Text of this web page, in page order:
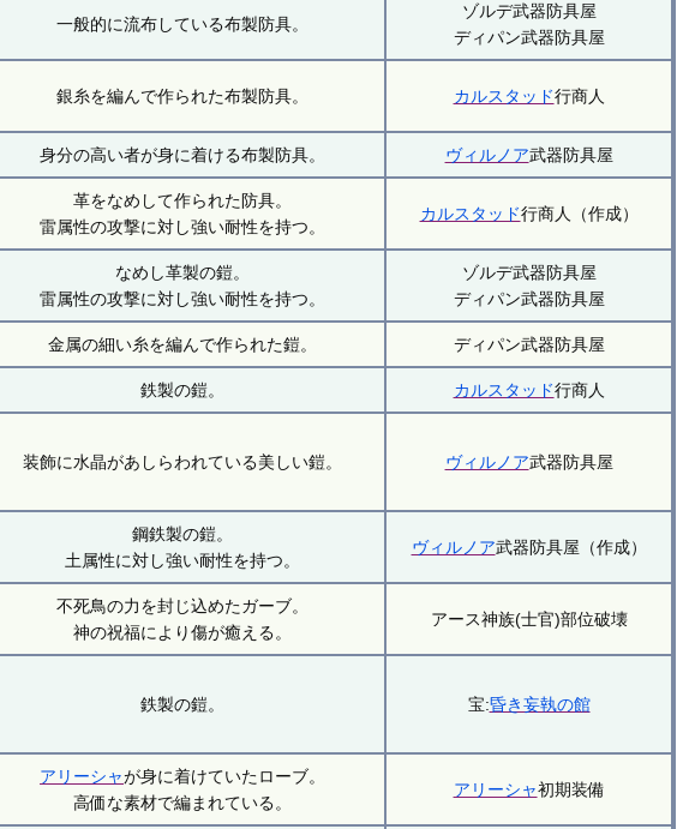
一般的に流布している布製防具。
ゾルデ武器防具屋
ディパン武器防具屋
銀糸を編んで作られた布製防具。 カルスタッド行商人
身分の高い者が身に着ける布製防具。 ヴィルノア武器防具屋
革をなめして作られた防具。
雷属性の攻撃に対し強い耐性を持つ。
カルスタッド行商人（作成）
なめし革製の鎧。
雷属性の攻撃に対し強い耐性を持つ。
ゾルデ武器防具屋
ディパン武器防具屋
金属の細い糸を編んで作られた鎧。 ディパン武器防具屋
鉄製の鎧。 カルスタッド行商人
装飾に水晶があしらわれている美しい鎧。 ヴィルノア武器防具屋
鋼鉄製の鎧。
土属性に対し強い耐性を持つ。
ヴィルノア武器防具屋（作成）
不死鳥の力を封じ込めたガーブ。
神の祝福により傷が癒える。
アース神族(士官)部位破壊
鉄製の鎧。 宝:昏き妄執の館
アリーシャが身に着けていたローブ。
高価な素材で編まれている。
アリーシャ初期装備